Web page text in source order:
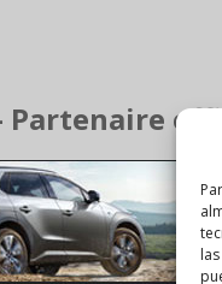
Partenaire